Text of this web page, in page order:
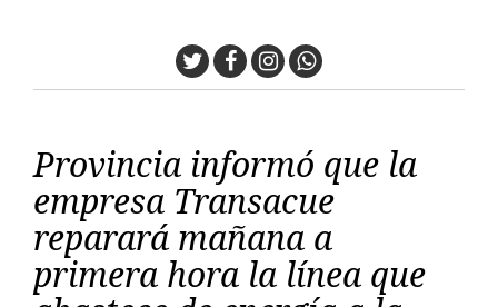
TwitterFacebook
Instagram
Whatsapp
Provincia informó que la
empresa Transacue
reparará mañana a
primera hora la línea que